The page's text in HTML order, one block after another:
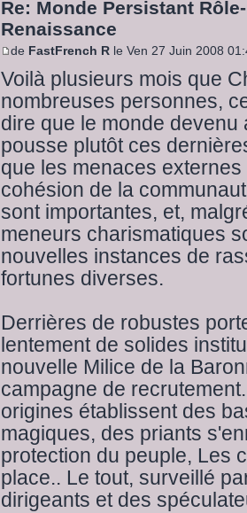
Re: Monde Persistant
Renaissance
de FastFrench R le Ven 27 Juin 2008
Voilà plusieurs mois que
nombreuses personnes,
dire que le monde devenu
pousse plutôt ces
que les menaces
cohésion de la
sont importantes, et,
meneurs charismatiques
nouvelles instances de
fortunes diverses.
Derrières de robustes
lentement de solides
nouvelle Milice de la
campagne de
origines établissent des
magiques, des priants
protection du peuple, Les
place.. Le tout, surveillé
dirigeants et des